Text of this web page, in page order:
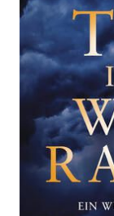
Zur
Ein Wien-
Beate Maxian
VonBeate
Verlag: